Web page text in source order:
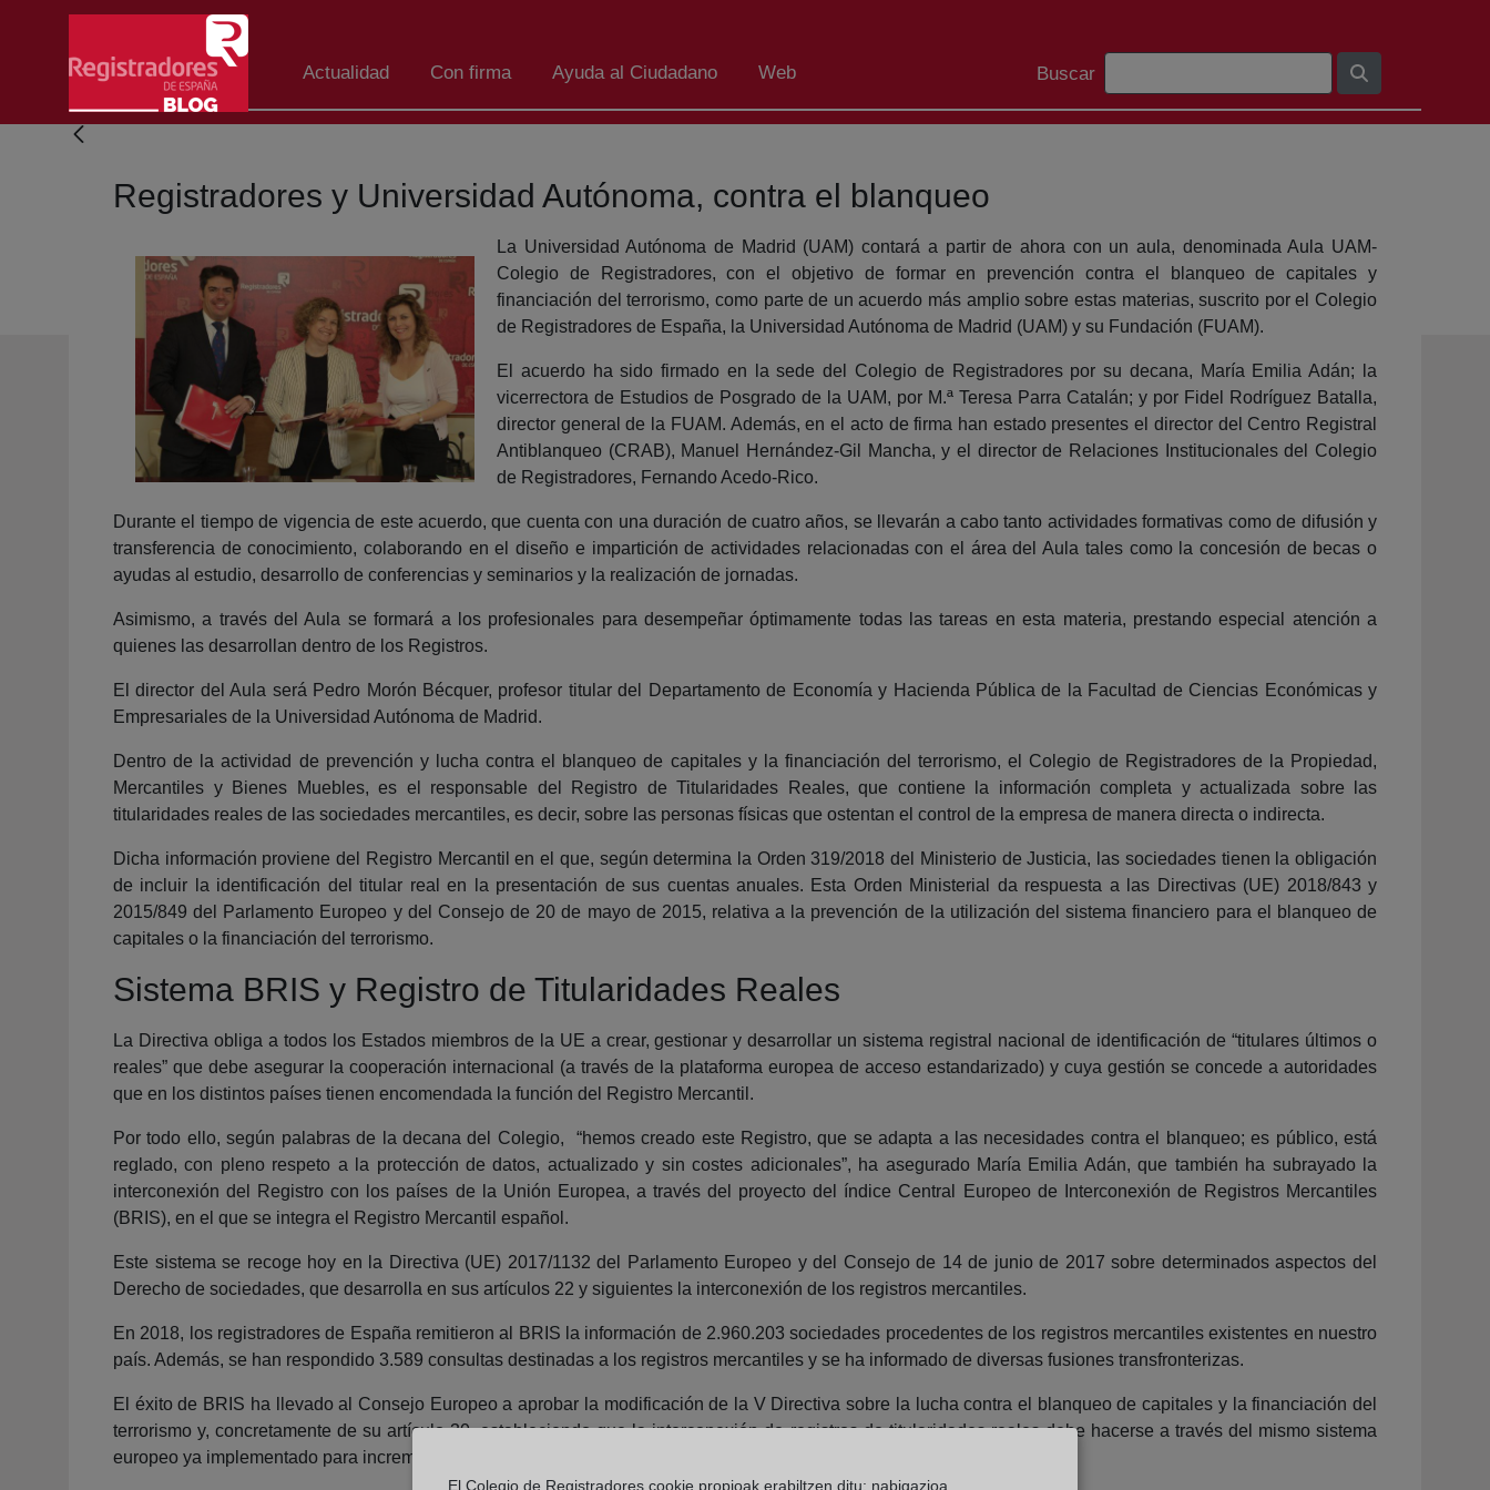
Eduki nagusira joan
Actualidad Con firma Ayuda al Ciudadano Web
Bilaketa barra
Buscar
Registradores y Universidad Autónoma, contra el blanqueo
La Universidad Autónoma de Madrid (UAM) contará a partir de ahora con un aula, denominada Aula UAM-
Colegio de Registradores, con el objetivo de formar en prevención contra el blanqueo de capitales y
financiación del terrorismo, como parte de un acuerdo más amplio sobre estas materias, suscrito por el Colegio
de Registradores de España, la Universidad Autónoma de Madrid (UAM) y su Fundación (FUAM).
El acuerdo ha sido firmado en la sede del Colegio de Registradores por su decana, María Emilia Adán; la
vicerrectora de Estudios de Posgrado de la UAM, por M.ª Teresa Parra Catalán; y por Fidel Rodríguez Batalla,
director general de la FUAM. Además, en el acto de firma han estado presentes el director del Centro Registral
Antiblanqueo (CRAB), Manuel Hernández-Gil Mancha, y el director de Relaciones Institucionales del Colegio
de Registradores, Fernando Acedo-Rico.
Durante el tiempo de vigencia de este acuerdo, que cuenta con una duración de cuatro años, se llevarán a cabo tanto actividades formativas como de difusión y
transferencia de conocimiento, colaborando en el diseño e impartición de actividades relacionadas con el área del Aula tales como la concesión de becas o
ayudas al estudio, desarrollo de conferencias y seminarios y la realización de jornadas.
Asimismo, a través del Aula se formará a los profesionales para desempeñar óptimamente todas las tareas en esta materia, prestando especial atención a
quienes las desarrollan dentro de los Registros.
El director del Aula será Pedro Morón Bécquer, profesor titular del Departamento de Economía y Hacienda Pública de la Facultad de Ciencias Económicas y
Empresariales de la Universidad Autónoma de Madrid.
Dentro de la actividad de prevención y lucha contra el blanqueo de capitales y la financiación del terrorismo, el Colegio de Registradores de la Propiedad,
Mercantiles y Bienes Muebles, es el responsable del Registro de Titularidades Reales, que contiene la información completa y actualizada sobre las
titularidades reales de las sociedades mercantiles, es decir, sobre las personas físicas que ostentan el control de la empresa de manera directa o indirecta.
Dicha información proviene del Registro Mercantil en el que, según determina la Orden 319/2018 del Ministerio de Justicia, las sociedades tienen la obligación
de incluir la identificación del titular real en la presentación de sus cuentas anuales. Esta Orden Ministerial da respuesta a las Directivas (UE) 2018/843 y
2015/849 del Parlamento Europeo y del Consejo de 20 de mayo de 2015, relativa a la prevención de la utilización del sistema financiero para el blanqueo de
capitales o la financiación del terrorismo.
Sistema BRIS y Registro de Titularidades Reales
La Directiva obliga a todos los Estados miembros de la UE a crear, gestionar y desarrollar un sistema registral nacional de identificación de “titulares últimos o
reales” que debe asegurar la cooperación internacional (a través de la plataforma europea de acceso estandarizado) y cuya gestión se concede a autoridades
que en los distintos países tienen encomendada la función del Registro Mercantil.
Por todo ello, según palabras de la decana del Colegio, “hemos creado este Registro, que se adapta a las necesidades contra el blanqueo; es público, está
reglado, con pleno respeto a la protección de datos, actualizado y sin costes adicionales”, ha asegurado María Emilia Adán, que también ha subrayado la
interconexión del Registro con los países de la Unión Europea, a través del proyecto del índice Central Europeo de Interconexión de Registros Mercantiles
(BRIS), en el que se integra el Registro Mercantil español.
Este sistema se recoge hoy en la Directiva (UE) 2017/1132 del Parlamento Europeo y del Consejo de 14 de junio de 2017 sobre determinados aspectos del
Derecho de sociedades, que desarrolla en sus artículos 22 y siguientes la interconexión de los registros mercantiles.
En 2018, los registradores de España remitieron al BRIS la información de 2.960.203 sociedades procedentes de los registros mercantiles existentes en nuestro
país. Además, se han respondido 3.589 consultas destinadas a los registros mercantiles y se ha informado de diversas fusiones transfronterizas.
El éxito de BRIS ha llevado al Consejo Europeo a aprobar la modificación de la V Directiva sobre la lucha contra el blanqueo de capitales y la financiación del
terrorismo y, concretamente de su artículo 30, estableciendo que la interconexión de registros de titularidades reales debe hacerse a través del mismo sistema
europeo ya implementado para incrementar la eficacia en la lucha contra el blanqueo de capitales y el terrorismo.
El Colegio de Registradores cookie propioak erabiltzen ditu: nabigazioa